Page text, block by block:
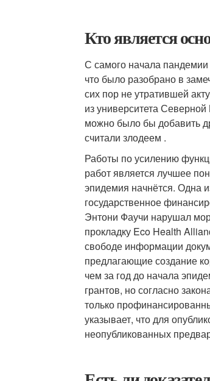
Кто является
С самого начала пандемии
что было разобрано в
сих пор не утратившей
из университета
можно было бы добавить
считали злодеем .
Работы по усилению
работ является лучшее
эпидемия начнётся. Одна
государственное
Энтони Фаучи нарушал
прокладку Eco Health
свободе информации
предлагающие создание
чем за год до начала
грантов, но согласно
только
указывает, что для
неопубликованных